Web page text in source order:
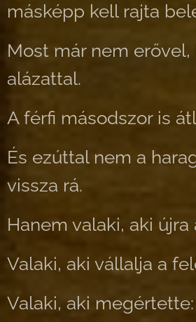
másképp kell rajta
Most már nem erővel,
alázattal.
A férfi másodszor is
És ezúttal nem a
vissza rá.
Hanem valaki, aki újra
Valaki, aki vállalja a
Valaki, aki megértette: